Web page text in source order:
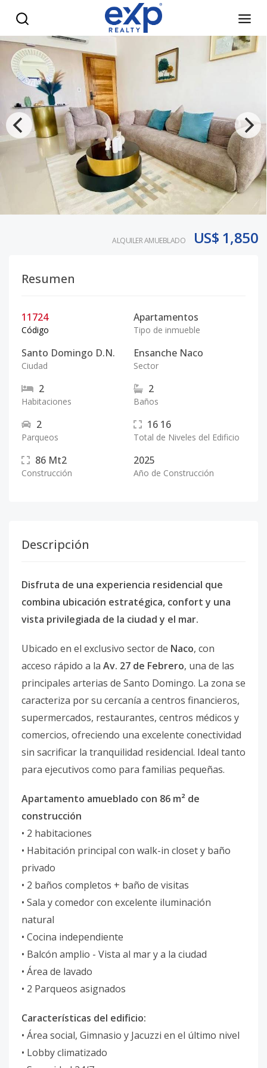
ALQUILER AMUEBLADO US$ 1,850
Resumen
11724
Código
Apartamentos
Tipo de inmueble
Santo Domingo D.N.
Ciudad
Ensanche Naco
Sector
2
Habitaciones
2
Baños
2
Parqueos
16 16
Total de Niveles del Edificio
86 Mt2
Construcción
2025
Año de Construcción
Descripción
Disfruta de una experiencia residencial que
combina ubicación estratégica, confort y una
vista privilegiada de la ciudad y el mar.
Ubicado en el exclusivo sector de Naco, con
acceso rápido a la Av. 27 de Febrero, una de las
principales arterias de Santo Domingo. La zona se
caracteriza por su cercanía a centros financieros,
supermercados, restaurantes, centros médicos y
comercios, ofreciendo una excelente conectividad
sin sacrificar la tranquilidad residencial. Ideal tanto
para ejecutivos como para familias pequeñas.
Apartamento amueblado con 86 m² de
construcción
• 2 habitaciones
• Habitación principal con walk-in closet y baño
privado
• 2 baños completos + baño de visitas
• Sala y comedor con excelente iluminación
natural
• Cocina independiente
• Balcón amplio - Vista al mar y a la ciudad
• Área de lavado
• 2 Parqueos asignados
Características del edificio:
• Área social, Gimnasio y Jacuzzi en el último nivel
• Lobby climatizado
Alquiler de apartamento amueblado de 2 habitaciones en